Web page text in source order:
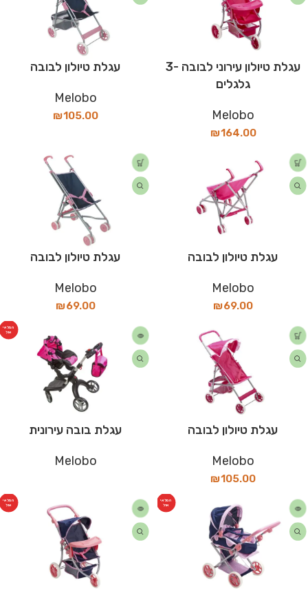
עגלת טיולון עירוני לבובה -3
גלגלים
Melobo
₪164.00
עגלת טיולון לבובה
Melobo
₪105.00
עגלת טיולון לבובה
Melobo
₪69.00
עגלת טיולון לבובה
Melobo
₪69.00
עגלת טיולון לבובה
Melobo
₪105.00
המלאי
אזל
עגלת בובה עירונית
Melobo
המלאי
אזל
המלאי
אזל